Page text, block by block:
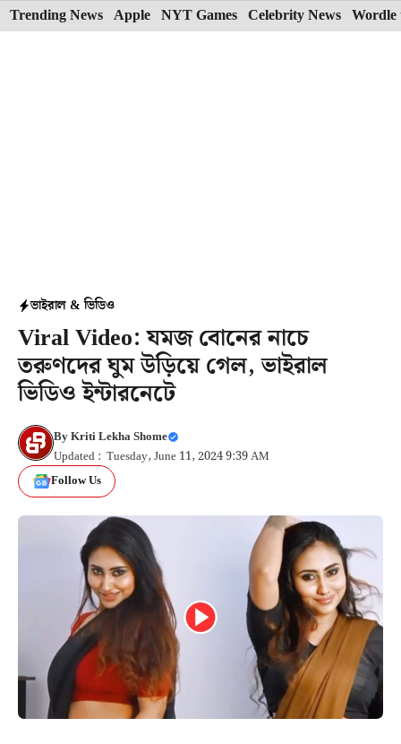
Skip
to
Trending News Apple NYT Games Celebrity News Wordle
ভাইরাল & ভিডিও
Viral Video: যমজ বোনের নাচে
তরুণদের ঘুম উড়িয়ে গেল, ভাইরাল
ভিডিও ইন্টারনেটে
ByKriti Lekha Shome
Updated : Tuesday, June 11, 2024 9:39 AM
Follow Us